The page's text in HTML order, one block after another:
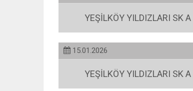
YEŞİLKÖY YILDIZLARI SK A
15.01.2026
YEŞİLKÖY YILDIZLARI SK A